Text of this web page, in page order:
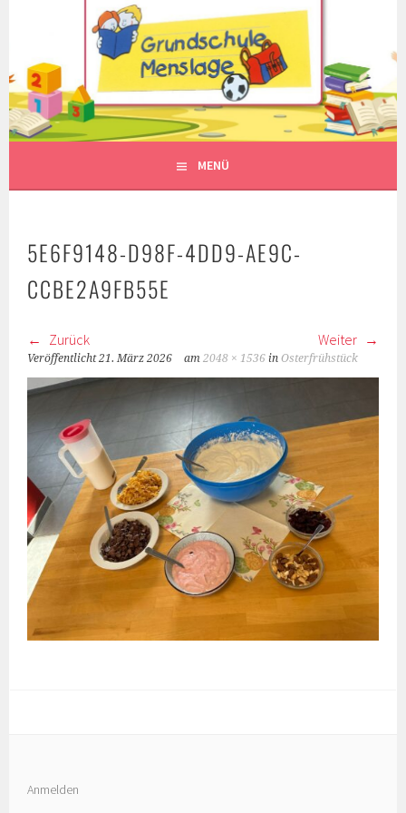
MENÜ
5E6F9148-D98F-4DD9-AE9C-
CCBE2A9FB55E
Zurück Weiter
Veröffentlicht21. März 2026 am2048 × 1536 inOsterfrühstück
Anmelden